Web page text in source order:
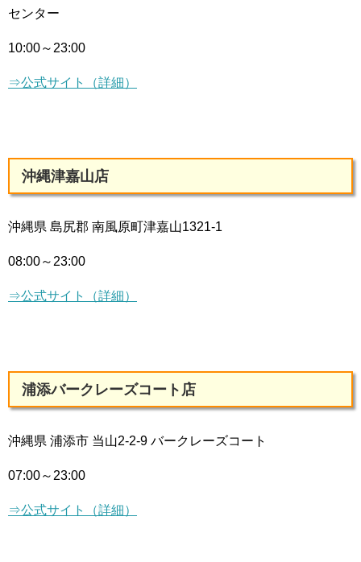
センター
10:00～23:00
⇒公式サイト（詳細）
沖縄津嘉山店
沖縄県 島尻郡 南風原町津嘉山1321-1
08:00～23:00
⇒公式サイト（詳細）
浦添バークレーズコート店
沖縄県 浦添市 当山2-2-9 バークレーズコート
07:00～23:00
⇒公式サイト（詳細）